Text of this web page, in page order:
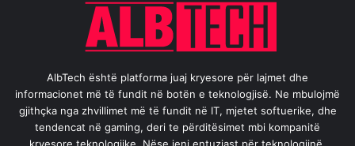
AlbTech është platforma juaj kryesore për lajmet dhe
informacionet më të fundit në botën e teknologjisë. Ne mbulojmë
gjithçka nga zhvillimet më të fundit në IT, mjetet softuerike, dhe
tendencat në gaming, deri te përditësimet mbi kompanitë
kryesore teknologjike. Nëse jeni entuziast për teknologjinë,